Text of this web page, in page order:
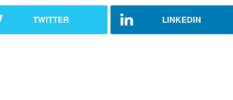
TWITTER LINKEDIN